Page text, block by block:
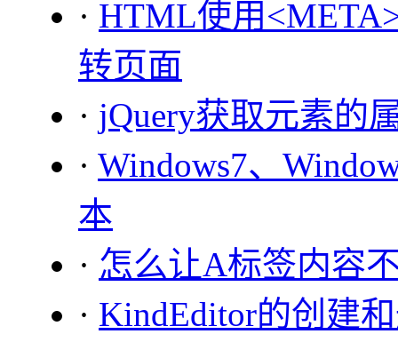
· HTML使用
转页面
· jQuery获取元素的
· Windows7、
本
· 怎么让A标签内容
· KindEditor的创建